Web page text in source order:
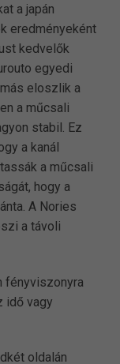
a japán
eredményeként
kedvelők
egyedi
eloszlik a
a műcsali
stabil. Ez
a kanál
a műcsali
hogy a
A Nories
a távoli
fényviszonyra
idő vagy
oldalán